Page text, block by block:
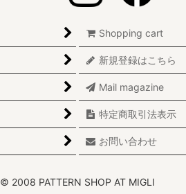
Shopping cart
新規登録はこちら
Mail magazine
特定商取引法表示
お問い合わせ
© 2008 PATTERN SHOP AT MIGLI